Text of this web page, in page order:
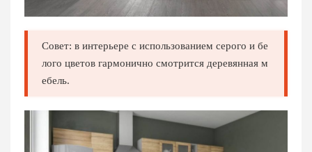
Совет: в интерьере с использованием серого и бе
лого цветов гармонично смотрится деревянная м
ебель.